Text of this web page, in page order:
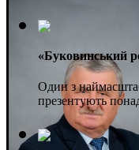
«Буковинський
Один з
презентують